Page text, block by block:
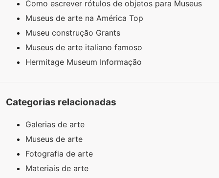
Como escrever rótulos de objetos para Museus
Museus de arte na América Top
Museu construção Grants
Museus de arte italiano famoso
Hermitage Museum Informação
Categorias relacionadas
Galerias de arte
Museus de arte
Fotografia de arte
Materiais de arte